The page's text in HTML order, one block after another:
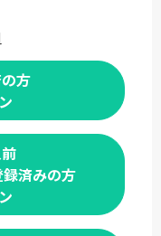
方
済みの方